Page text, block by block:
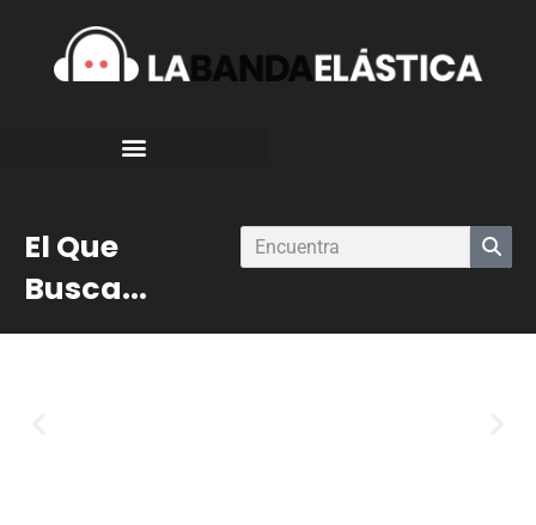
El Que
Busca...